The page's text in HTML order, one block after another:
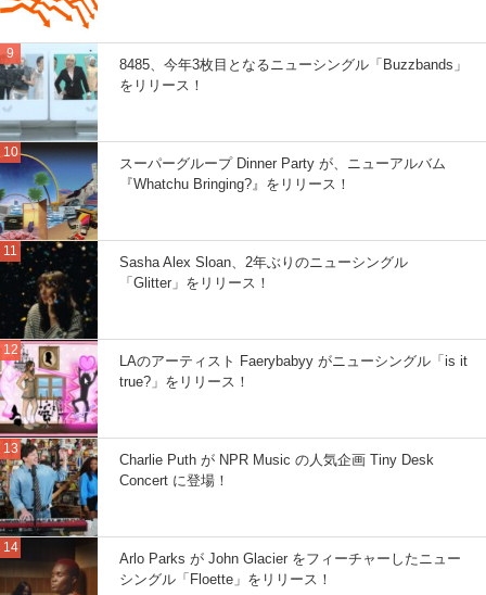
8485、今年3枚目となるニューシングル「Buzzbands」
をリリース！
スーパーグループ Dinner Party が、ニューアルバム
『Whatchu Bringing?』をリリース！
Sasha Alex Sloan、2年ぶりのニューシングル
「Glitter」をリリース！
LAのアーティスト Faerybabyy がニューシングル「is it
true?」をリリース！
Charlie Puth が NPR Music の人気企画 Tiny Desk
Concert に登場！
Arlo Parks が John Glacier をフィーチャーしたニュー
シングル「Floette」をリリース！